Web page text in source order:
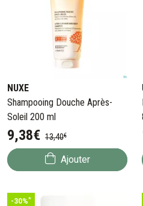
NUXE
Shampooing Douche Après-
Soleil 200 ml
9,38€ 13,40€
Ajouter
-30%*